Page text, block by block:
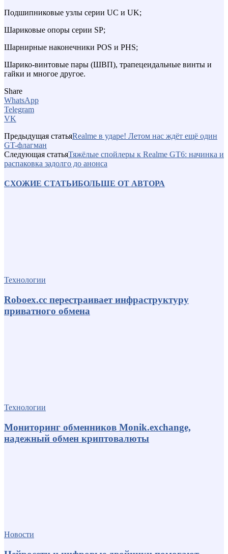
Подшипниковые узлы серии UC и UK;
Шариковые опоры серии SP;
Шарнирные наконечники POS и PHS;
Шарико-винтовые пары (ШВП), трапецеидальные винты и
гайки и многое другое.
Share
WhatsApp
Telegram
VK
Предыдущая статьяRealme в ударе! Летом нас ждёт ещё один
GT-флагман
Следующая статьяТяжёлые спойлеры к Realme GT6: начинка и
распаковка задолго до анонса
СХОЖИЕ СТАТЬИБОЛЬШЕ ОТ АВТОРА
Технологии
Roboex.cc перестраивает инфраструктуру
приватного обмена
Технологии
Мониторинг обменников Monik.exchange,
надежный обмен криптовалюты
Новости